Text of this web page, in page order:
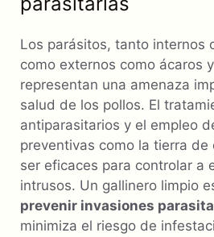
Los parásitos, tanto internos
como externos como ácaros
representan una amenaza
salud de los pollos. El
antiparasitarios y el empleo
preventivas como la tierra
ser eficaces para controlar a
intrusos. Un gallinero limpio
prevenir invasiones
minimiza el riesgo de